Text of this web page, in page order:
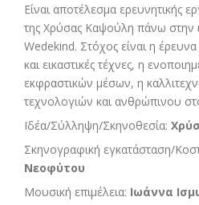
Είναι αποτέλεσμα ερευνητικής
της Χρύσας Καψούλη πάνω στην
Wedekind. Στόχος είναι η
και εικαστικές τέχνες, η
εκφραστικών μέσων, η
τεχνολογιών και ανθρώπινου
Ιδέα/Σύλληψη/Σκηνοθεσία:
Σκηνογραφική εγκατάσταση/
Νεοφύτου
Μουσική επιμέλεια: Ιωάννα